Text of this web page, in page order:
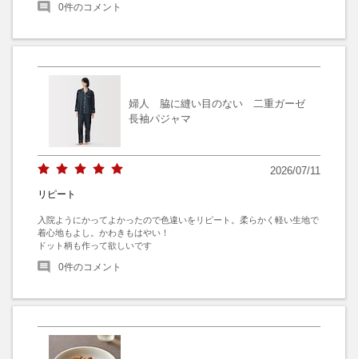
0件のコメント
婦人 脇に縫い目のない 二重ガーゼ
長袖パジャマ
2026/07/11
リピート
入院ようにかってよかったので色違いをリピート。柔らかく軽い生地で
着心地もよし。かわきもはやい！
ドット柄も作って欲しいです
0件のコメント